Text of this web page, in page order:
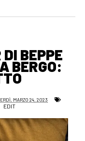
BEPPE
BERGO:
MARZO 24, 2023
EDIT